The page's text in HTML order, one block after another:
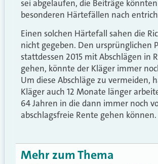
sei abgelaufen, die Beiträge
besonderen Härtefällen nach
Einen solchen Härtefall sahen die
nicht gegeben. Den ursprünglichen
stattdessen 2015 mit Abschlägen in
gehen, könnte der Kläger immer
Um diese Abschläge zu vermeiden,
Kläger auch 12 Monate länger
64 Jahren in die dann immer noch
abschlagsfreie Rente gehen können.
Mehr zum Thema